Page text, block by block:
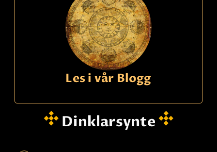
Les i vår Blogg
Dinklarsynte